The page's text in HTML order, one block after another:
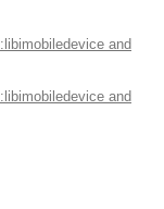
and
and